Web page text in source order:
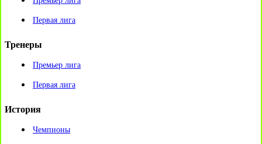
Первая лига
Тренеры
Премьер лига
Первая лига
История
Чемпионы